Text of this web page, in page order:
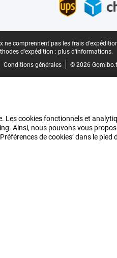
ne comprennent pas les frais
d'expédition : plus d'informations.
Conditions générales © 2026
Les cookies fonctionnels et
Ainsi, nous pouvons vous
de cookies’ dans le pied